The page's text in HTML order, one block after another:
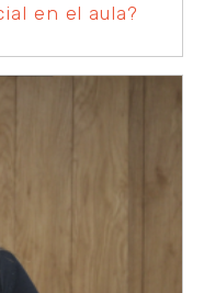
en el aula?